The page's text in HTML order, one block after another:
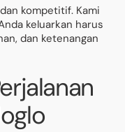
kompetitif. Kami
keluarkan harus
dan ketenangan